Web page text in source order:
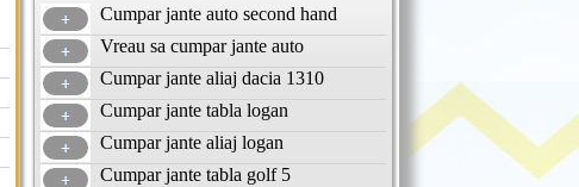
Cumpar jante auto second hand
Vreau sa cumpar jante auto
Cumpar jante aliaj dacia 1310
Cumpar jante tabla logan
Cumpar jante aliaj logan
Cumpar jante tabla golf 5